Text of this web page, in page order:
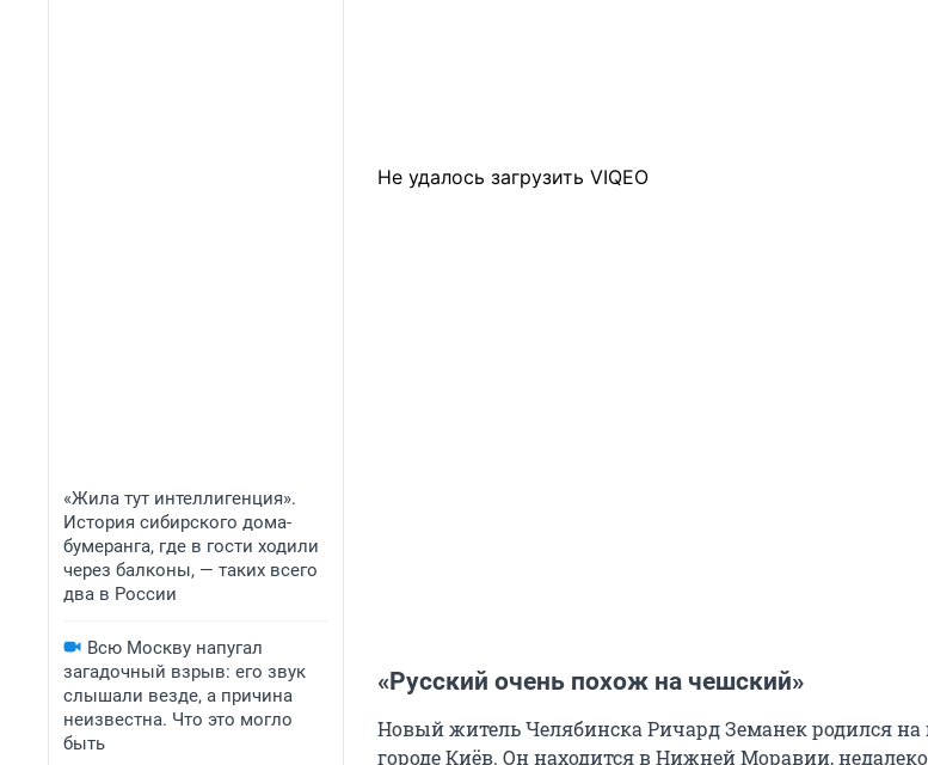
«Жила тут интеллигенция».
История сибирского дома-
бумеранга, где в гости ходили
через балконы, — таких всего
два в России
Всю Москву напугал
загадочный взрыв: его звук
слышали везде, а причина
неизвестна. Что это могло
быть
Не удалось загрузить VIQEO
«Русский очень похож на чешский»
Новый житель Челябинска Ричард Земанек родился на
городе Киёв. Он находится в Нижней Моравии, недалеко